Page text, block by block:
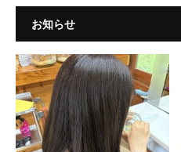
お知らせ